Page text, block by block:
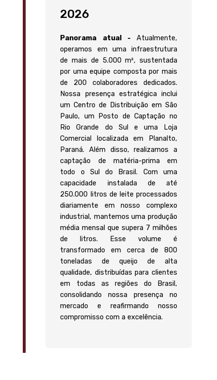
2026
Panorama atual - Atualmente,
operamos em uma infraestrutura
de mais de 5.000 m², sustentada
por uma equipe composta por mais
de 200 colaboradores dedicados.
Nossa presença estratégica inclui
um Centro de Distribuição em São
Paulo, um Posto de Captação no
Rio Grande do Sul e uma Loja
Comercial localizada em Planalto,
Paraná. Além disso, realizamos a
captação de matéria-prima em
todo o Sul do Brasil. Com uma
capacidade instalada de até
250.000 litros de leite processados
diariamente em nosso complexo
industrial, mantemos uma produção
média mensal que supera 7 milhões
de litros. Esse volume é
transformado em cerca de 800
toneladas de queijo de alta
qualidade, distribuídas para clientes
em todas as regiões do Brasil,
consolidando nossa presença no
mercado e reafirmando nosso
compromisso com a excelência.